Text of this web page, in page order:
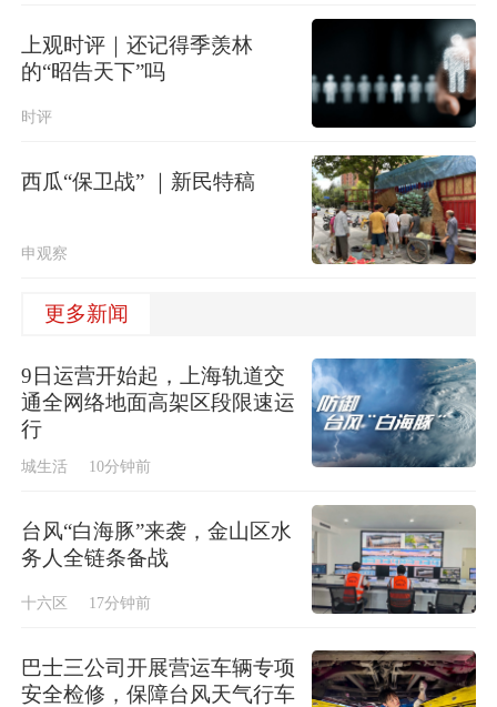
上观时评｜还记得季羡林
的“昭告天下”吗
时评
西瓜“保卫战” ｜新民特稿
申观察
更多新闻
9日运营开始起，上海轨道交
通全网络地面高架区段限速运
行
城生活 10分钟前
台风“白海豚”来袭，金山区水
务人全链条备战
十六区 17分钟前
巴士三公司开展营运车辆专项
安全检修，保障台风天气行车